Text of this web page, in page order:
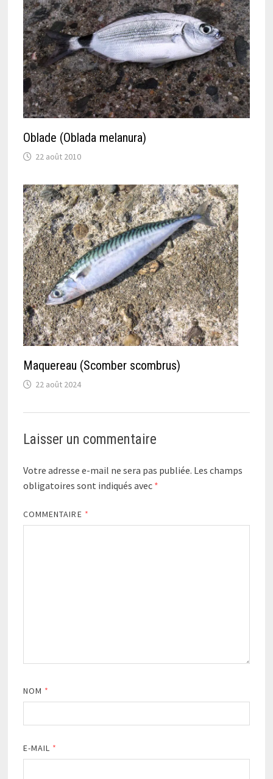
Oblade (Oblada melanura)
22 août 2010
Maquereau (Scomber scombrus)
22 août 2024
Laisser un commentaire
Votre adresse e-mail ne sera pas publiée. Les champs
obligatoires sont indiqués avec *
COMMENTAIRE *
NOM *
E-MAIL *